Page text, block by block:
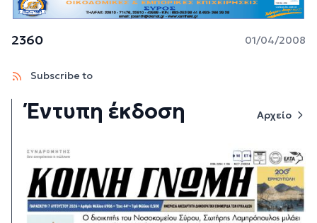
2360 01/04/2008
Subscribe to
Έντυπη έκδοση Αρχείο